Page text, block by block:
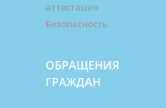
аттестация
Безопасность
ОБРАЩЕНИЯ
ГРАЖДАН